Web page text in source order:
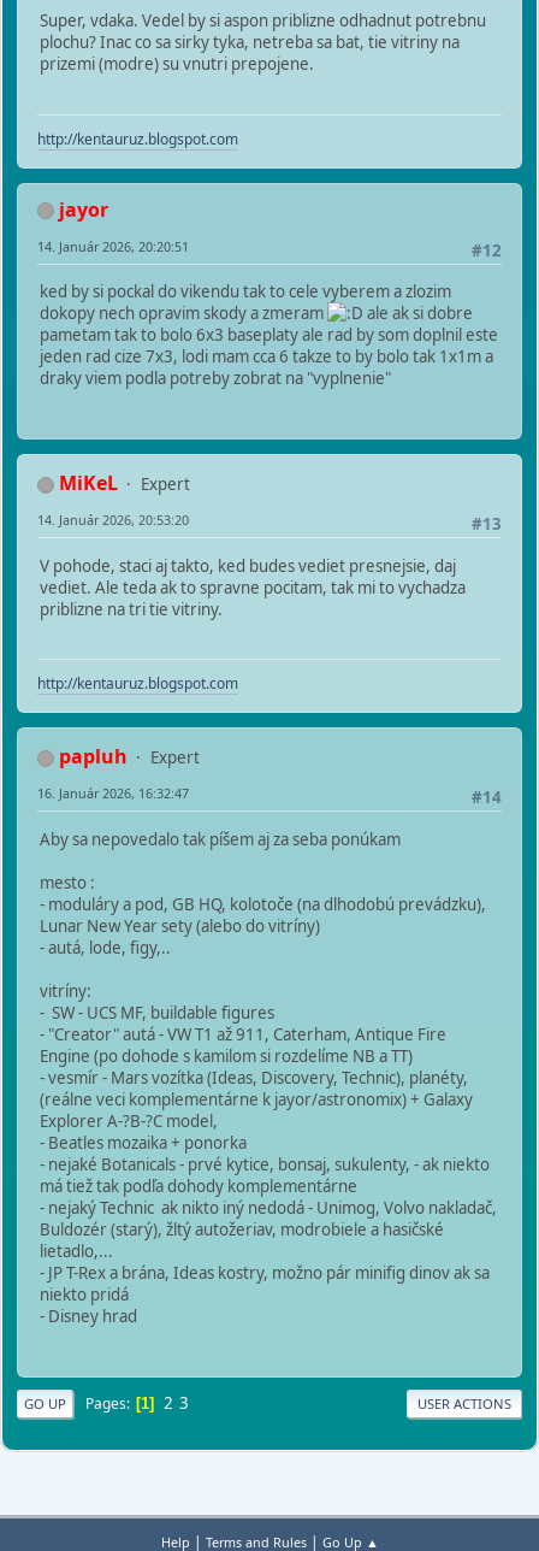
Super, vdaka. Vedel by si aspon priblizne odhadnut potrebnu
plochu? Inac co sa sirky tyka, netreba sa bat, tie vitriny na
prizemi (modre) su vnutri prepojene.
http://kentauruz.blogspot.com
jayor
#12
14. Január 2026, 20:20:51
ked by si pockal do vikendu tak to cele vyberem a zlozim
dokopy nech opravim skody a zmeram
ale ak si dobre
pametam tak to bolo 6x3 baseplaty ale rad by som doplnil este
jeden rad cize 7x3, lodi mam cca 6 takze to by bolo tak 1x1m a
draky viem podla potreby zobrat na "vyplnenie"
MiKeL
Expert
#13
14. Január 2026, 20:53:20
V pohode, staci aj takto, ked budes vediet presnejsie, daj
vediet. Ale teda ak to spravne pocitam, tak mi to vychadza
priblizne na tri tie vitriny.
http://kentauruz.blogspot.com
papluh
Expert
#14
16. Január 2026, 16:32:47
Aby sa nepovedalo tak píšem aj za seba ponúkam
mesto :
- moduláry a pod, GB HQ, kolotoče (na dlhodobú prevádzku),
Lunar New Year sety (alebo do vitríny)
- autá, lode, figy,..
vitríny:
- SW - UCS MF, buildable figures
- "Creator" autá - VW T1 až 911, Caterham, Antique Fire
Engine (po dohode s kamilom si rozdelíme NB a TT)
- vesmír - Mars vozítka (Ideas, Discovery, Technic), planéty,
(reálne veci komplementárne k jayor/astronomix) + Galaxy
Explorer A-?B-?C model,
- Beatles mozaika + ponorka
- nejaké Botanicals - prvé kytice, bonsaj, sukulenty, - ak niekto
má tiež tak podľa dohody komplementárne
- nejaký Technic ak nikto iný nedodá - Unimog, Volvo nakladač,
Buldozér (starý), žltý autožeriav, modrobiele a hasičské
lietadlo,...
- JP T-Rex a brána, Ideas kostry, možno pár minifig dinov ak sa
niekto pridá
- Disney hrad
GO UP Pages 1 2 3 USER ACTIONS
Help | Terms and Rules| Go Up ▲